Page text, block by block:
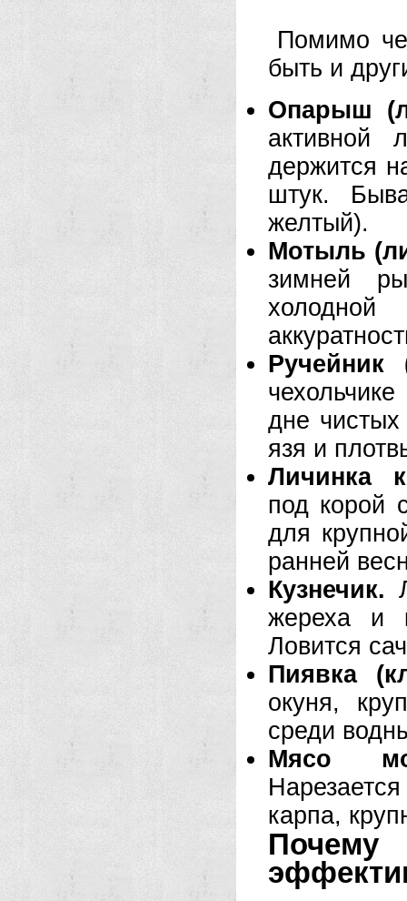
Помимо
быть и
Опарыш
активной
держится
штук.
желтый).
Мотыль
зимней
Ручейник
дне
язя и
Личинка
под корой
для
ранней
Кузнечик.
жереха и
Ловится
Пиявка
окуня,
среди
Мясо
карпа,